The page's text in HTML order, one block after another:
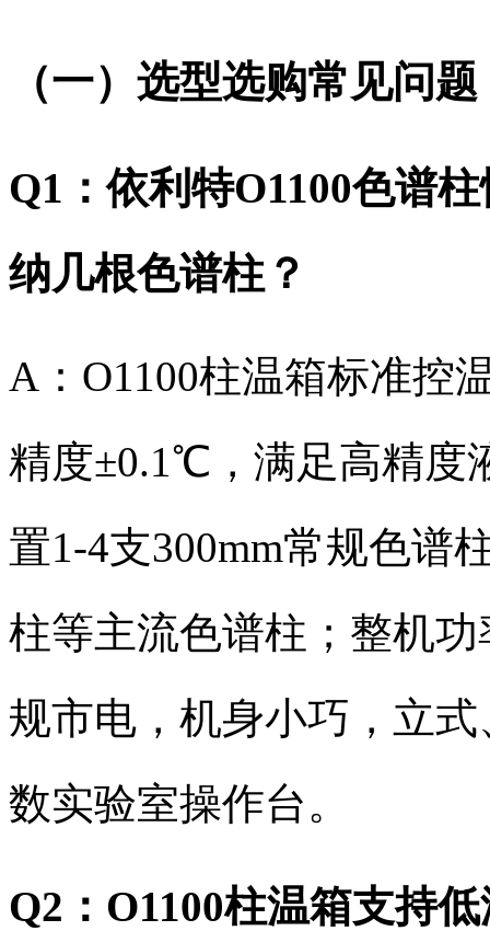
（一）选型选购常见问题
Q1：依利特O1100色谱
纳几根色谱柱？
A：O1100柱温箱标准
精度±0.1℃，满足高精度
置1-4支300mm常规色谱
柱等主流色谱柱；整机
规市电，机身小巧，立
数实验室操作台。
Q2：O1100柱温箱支持